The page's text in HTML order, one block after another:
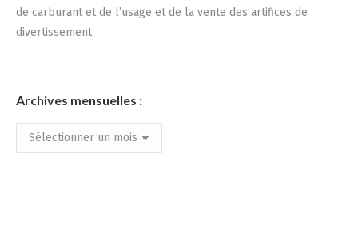
de carburant et de l’usage et de la vente des artifices de
divertissement
Archives mensuelles :
Archives
mensuelles